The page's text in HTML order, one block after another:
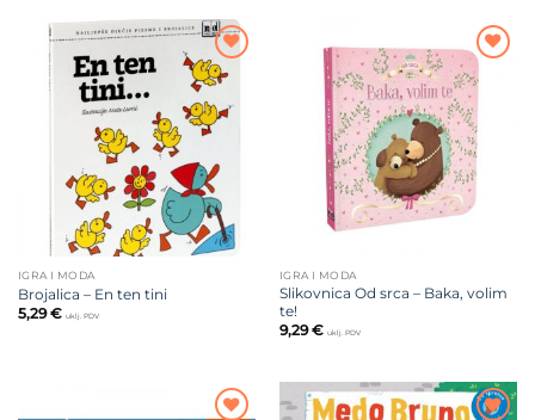
Dodajte
na listu
želja
IGRA I MODA
Brojalica – En ten tini
5,29€ uklj. PDV
Dodajte
na listu
želja
IGRA I MODA
Slikovnica Od srca – Baka, volim
te!
9,29€ uklj. PDV